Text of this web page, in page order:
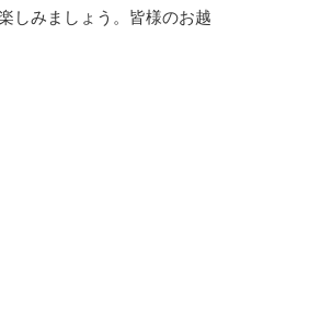
しみましょう。皆様のお越